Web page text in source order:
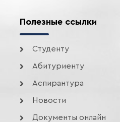
Полезные ссылки
Студенту
Абитуриенту
Аспирантура
Новости
Документы онлайн